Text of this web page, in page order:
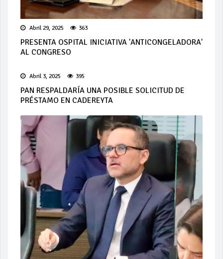
Abril 29, 2025 363
PRESENTA OSPITAL INICIATIVA 'ANTICONGELADORA'
AL CONGRESO
Abril 3, 2025 395
PAN RESPALDARÍA UNA POSIBLE SOLICITUD DE
PRÉSTAMO EN CADEREYTA